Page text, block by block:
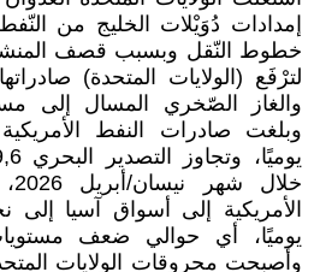
إمدادات دُوَيْلات الخليج من
خطوط النّقل وبسبب قصف
لترْفَع (الولايات المتحدة)
والغاز الصّخري المسال إلى
يوميًا، أي حوالي ضعف
وأصبحت محروقات الولايات